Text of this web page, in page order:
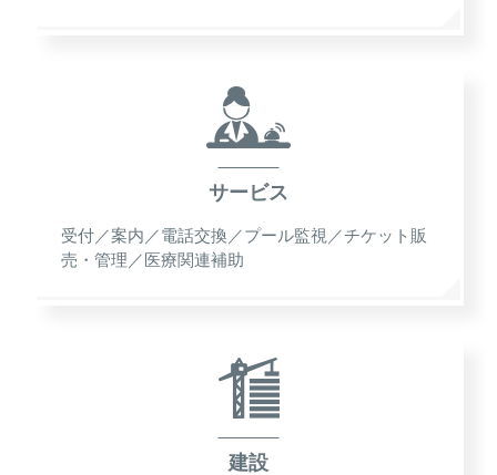
サービス
受付／案内／電話交換／プール監視／チケット販
売・管理／医療関連補助
建設